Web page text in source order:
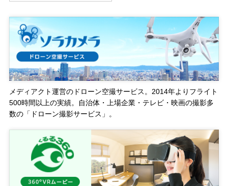
メディアクト運営のドローン空撮サービス。2014年よりフライト
500時間以上の実績。自治体・上場企業・テレビ・映画の撮影多
数の「ドローン撮影サービス」。